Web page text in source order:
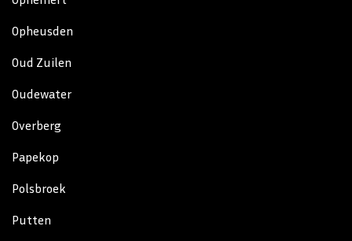
Opheusden
Oud Zuilen
Oudewater
Overberg
Papekop
Polsbroek
Putten